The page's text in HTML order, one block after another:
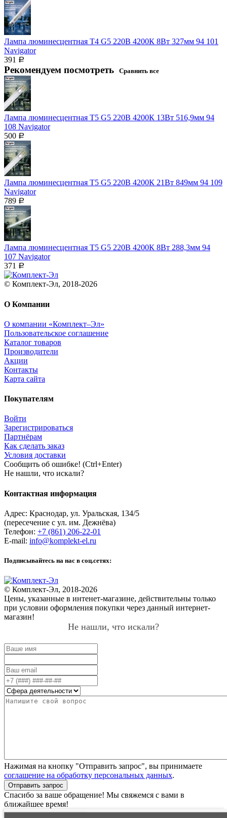
Лампа люминесцентная T4 G5 220В 4200К 8Вт 327мм 94 101
Navigator
391
Р
Рекомендуем посмотреть Сравнить все
Лампа люминесцентная T5 G5 220В 4200К 13Вт 516,9мм 94
108 Navigator
500 Р
Лампа люминесцентная T5 G5 220В 4200К 21Вт 849мм 94 109
Navigator
789 Р
Лампа люминесцентная T5 G5 220В 4200К 8Вт 288,3мм 94
107 Navigator
371
Р
© Комплект-Эл, 2018-2026
О Компании
О компании «Комплект–Эл»
Пользовательское соглашение
Каталог товаров
Производители
Акции
Контакты
Карта сайта
Покупателям
Войти
Зарегистрироваться
Партнёрам
Как сделать заказ
Условия доставки
Сообщить об ошибке! (Ctrl+Enter)
Не нашли, что искали?
Контактная информация
Адрес: Краснодар, ул. Уральская, 134/5
(пересечение с ул. им. Дежнёва)
Телефон: +7 (861) 206-22-01
E-mail: info@komplekt-el.ru
Подписывайтесь на нас в соц.сетях:
© Комплект-Эл, 2018-2026
Цены, указанные в интенет-магазине, действительны только
при условии оформления покупки через данный интернет-
магазин!
Не нашли, что искали?
Нажимая на кнопку "Отправить запрос", вы принимаете
соглашение на обработку персональных данных.
Отправить запрос
Спасибо за ваше обращение! Мы свяжемся с вами в
ближайшее время!